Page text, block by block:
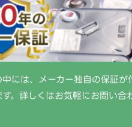
には、メーカー独自の保証が
。詳しくはお気軽にお問い合